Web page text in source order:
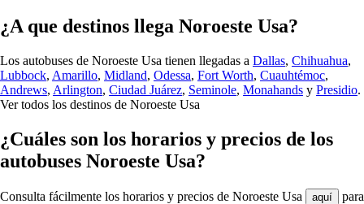
¿A que destinos llega Noroeste Usa?
Los autobuses de Noroeste Usa tienen llegadas a Dallas, Chihuahua,
Lubbock, Amarillo, Midland, Odessa, Fort Worth, Cuauhtémoc,
Andrews, Arlington, Ciudad Juárez, Seminole, Monahands y Presidio.
Ver todos los destinos de Noroeste Usa
¿Cuáles son los horarios y precios de los
autobuses Noroeste Usa?
Consulta fácilmente los horarios y precios de Noroeste Usa aquí
para